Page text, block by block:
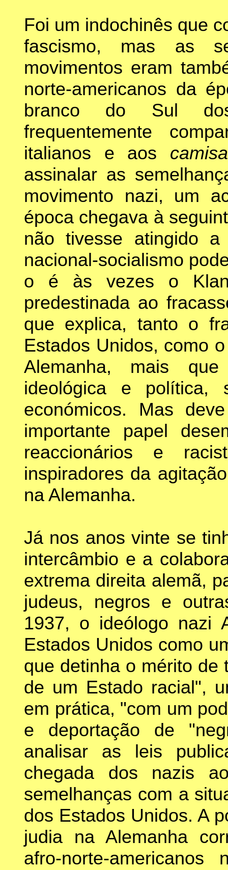
Foi um indochinês que
fascismo, mas as
movimentos eram
norte-americanos da
branco do Sul
frequentemente
italianos e aos
assinalar as
movimento nazi, um
época chegava à
não tivesse atingido
nacional-socialismo
o é às vezes o
predestinada ao
que explica, tanto o
Estados Unidos, como
Alemanha, mais
ideológica e política,
económicos. Mas
importante papel
reaccionários e
inspiradores da
na Alemanha.
Já nos anos vinte se
intercâmbio e a
extrema direita alemã,
judeus, negros e
1937, o ideólogo nazi
Estados Unidos como
que detinha o mérito de
de um Estado racial",
em prática, "com um
e deportação de
analisar as leis
chegada dos nazis
semelhanças com a
dos Estados Unidos. A
judia na Alemanha
afro-norte-